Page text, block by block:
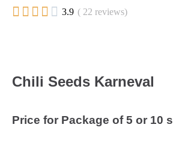
     3.9 ( 22 reviews)
Chili Seeds Karneval
Price for Package of 5 or 10